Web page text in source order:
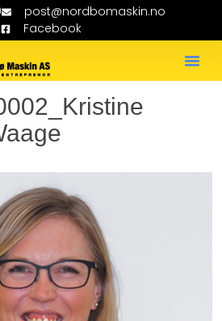
post@nordbomaskin.no
Facebook